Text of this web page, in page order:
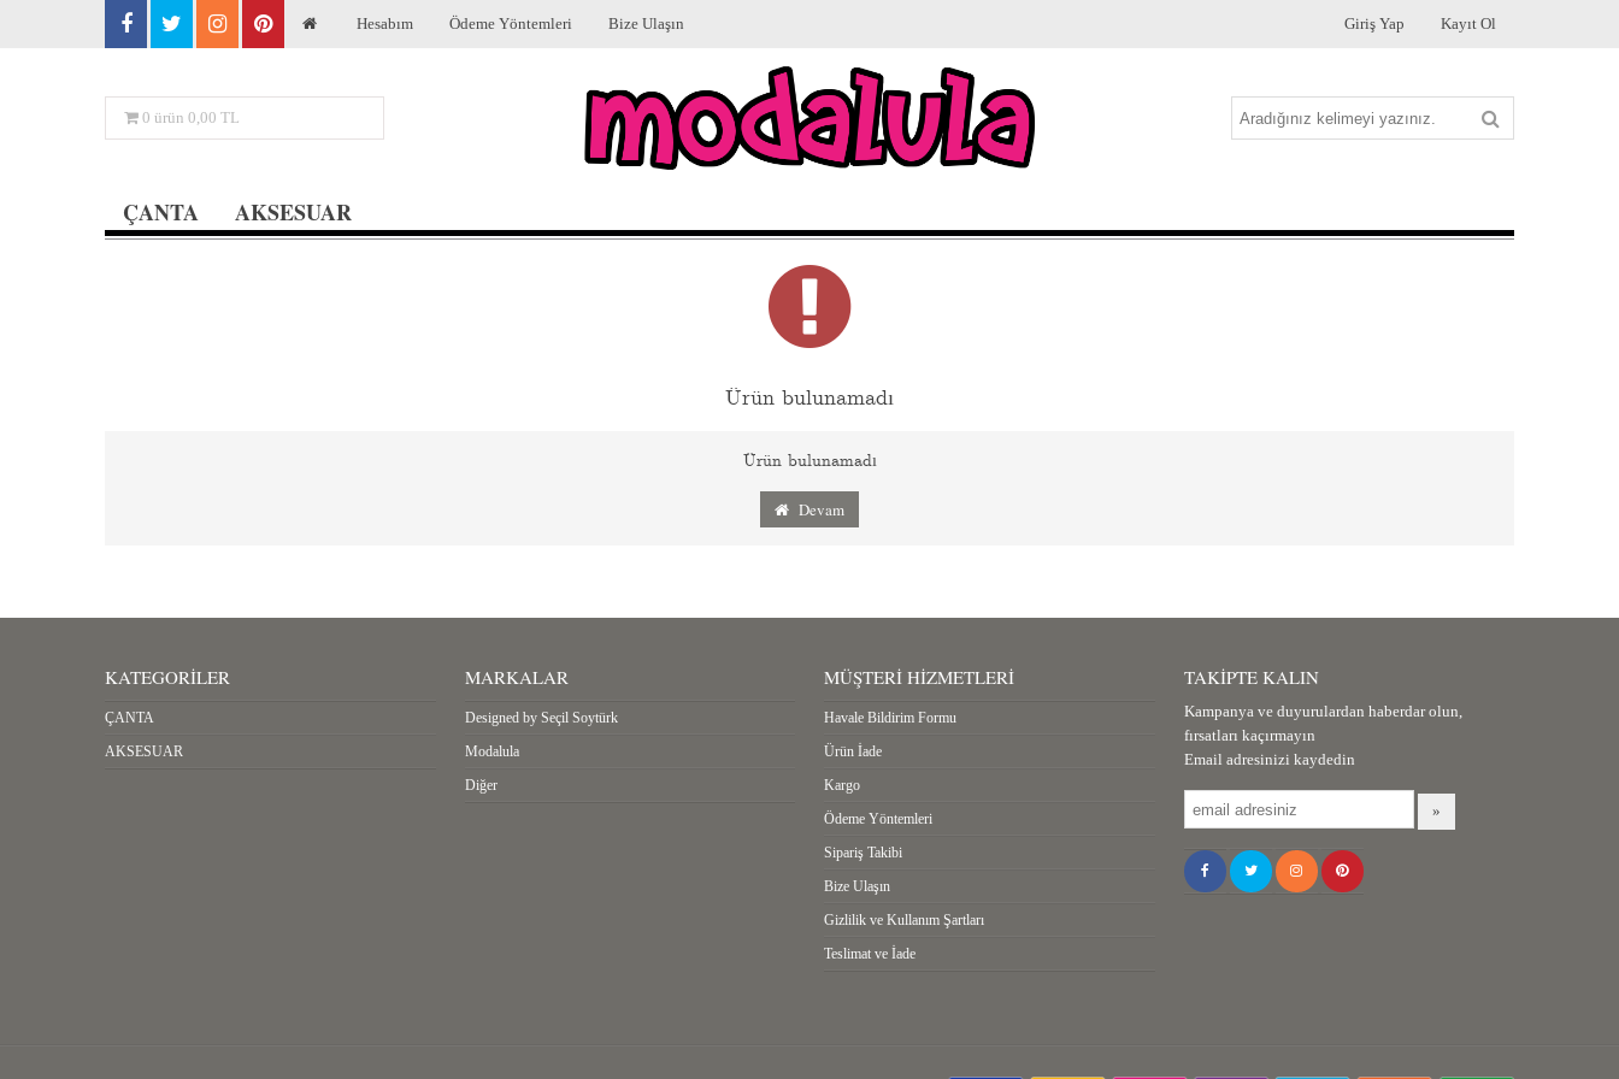
Hesabım Ödeme Yöntemleri Bize Ulaşın Giriş Yap Kayıt Ol
0 ürün 0,00 TL
ÇANTA AKSESUAR
Ürün bulunamadı
Ürün bulunamadı
Devam
KATEGORILER
ÇANTA
AKSESUAR
MARKALAR
Designed by Seçil Soytürk
Modalula
Diğer
MÜŞTERI HIZMETLERI
Havale Bildirim Formu
Ürün İade
Kargo
Ödeme Yöntemleri
Sipariş Takibi
Bize Ulaşın
Gizlilik ve Kullanım Şartları
Teslimat ve İade
TAKIPTE KALIN
Kampanya ve duyurulardan haberdar olun,
fırsatları kaçırmayın
Email adresinizi kaydedin